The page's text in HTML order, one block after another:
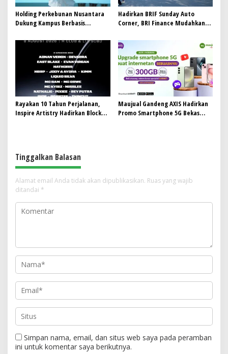
Holding Perkebunan Nusantara
Dukung Kampus Berbasis
Jadi Mahasiswa Angkatan
Pertama Magister ITSI
Hadirkan BRIF Sunday Auto
Corner, BRI Finance Mudahkan
Impian
Rayakan 10 Tahun Perjalanan,
Inspire Artistry Hadirkan Block
Maujual Gandeng AXIS Hadirkan
Promo Smartphone 5G Bekas
Tinggalkan Balasan
Alamat email Anda tidak akan dipublikasikan. Ruas yang wajib
ditandai *
Simpan nama, email, dan situs web saya pada peramban
ini untuk komentar saya berikutnya.